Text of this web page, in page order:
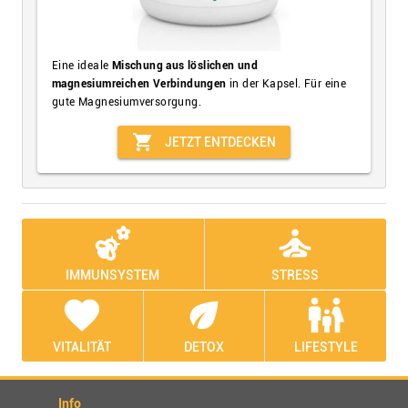
Eine ideale Mischung aus löslichen und
magnesiumreichen Verbindungen in der Kapsel. Für eine
gute Magnesiumversorgung.
shopping_cart JETZT ENTDECKEN
emoji_nature
IMMUNSYSTEM
self_improvement
STRESS
favorite
VITALITÄT
eco
DETOX
family_restroom
LIFESTYLE
Info